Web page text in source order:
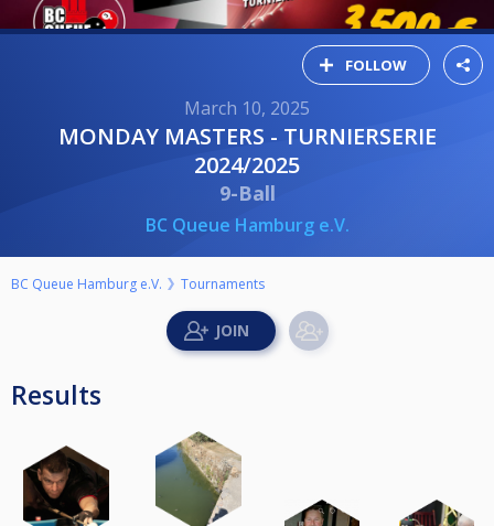
FOLLOW
March 10, 2025
MONDAY MASTERS - TURNIERSERIE
2024/2025
9-Ball
BC Queue Hamburg e.V.
BC Queue Hamburg e.V. Tournaments
Results